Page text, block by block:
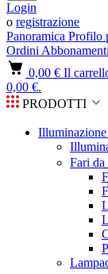
Login
o registrazione
Panoramica Profilo
Ordini Abbonamenti
0,00 € Il
0,00 €.
PRODOTTI
Illuminazione
Fari da